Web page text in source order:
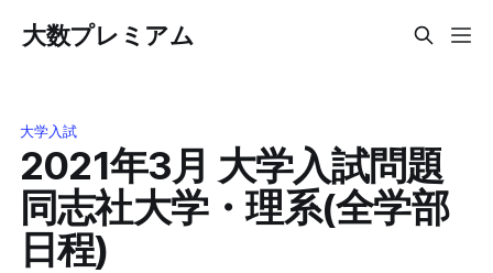
大数プレミアム
大学入試
2021年3月 大学入試問題
同志社大学・理系(全学部
日程)